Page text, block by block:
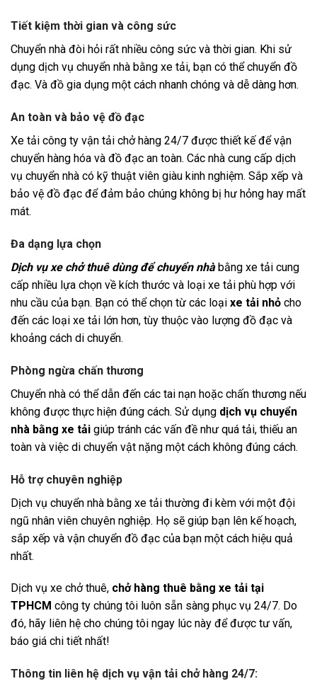
Tiết kiệm thời gian và công sức
Chuyển nhà đòi hỏi rất nhiều công sức và thời gian. Khi sử
dụng dịch vụ chuyển nhà bằng xe tải, bạn có thể chuyển đồ
đạc. Và đồ gia dụng một cách nhanh chóng và dễ dàng hơn.
An toàn và bảo vệ đồ đạc
Xe tải công ty vận tải chở hàng 24/7 được thiết kế để vận
chuyển hàng hóa và đồ đạc an toàn. Các nhà cung cấp dịch
vụ chuyển nhà có kỹ thuật viên giàu kinh nghiệm. Sắp xếp và
bảo vệ đồ đạc để đảm bảo chúng không bị hư hỏng hay mất
mát.
Đa dạng lựa chọn
Dịch vụ xe chở thuê dùng để chuyển nhàbằng xe tải cung
cấp nhiều lựa chọn về kích thước và loại xe tải phù hợp với
nhu cầu của bạn. Bạn có thể chọn từ các loại xe tải nhỏ cho
đến các loại xe tải lớn hơn, tùy thuộc vào lượng đồ đạc và
khoảng cách di chuyển.
Phòng ngừa chấn thương
Chuyển nhà có thể dẫn đến các tai nạn hoặc chấn thương nếu
không được thực hiện đúng cách. Sử dụng dịch vụ chuyển
nhà bằng xe tải giúp tránh các vấn đề như quá tải, thiếu an
toàn và việc di chuyển vật nặng một cách không đúng cách.
Hỗ trợ chuyên nghiệp
Dịch vụ chuyển nhà bằng xe tải thường đi kèm với một đội
ngũ nhân viên chuyên nghiệp. Họ sẽ giúp bạn lên kế hoạch,
sắp xếp và vận chuyển đồ đạc của bạn một cách hiệu quả
nhất.
Dịch vụ xe chở thuê, chở hàng thuê bằng xe tải tại
TPHCM công ty chúng tôi luôn sẵn sàng phục vụ 24/7. Do
đó, hãy liên hệ cho chúng tôi ngay lúc này để được tư vấn,
báo giá chi tiết nhất!
Thông tin liên hệ dịch vụ vận tải chở hàng 24/7: